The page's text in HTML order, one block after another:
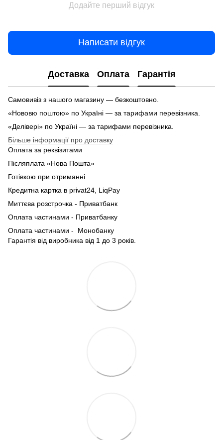
Додайте перший відгук
Написати відгук
Доставка Оплата Гарантія
Самовивіз з нашого магазину — безкоштовно.
«Нововю поштою» по Україні — за тарифами перевізника.
«Делівері» по Україні — за тарифами перевізника.
Більше інформації про доставку
Оплата за реквізитами
Післяплата «Нова Пошта»
Готівкою при отриманні
Кредитна картка в privat24, LiqPay
Миттєва розстрочка - Приватбанк
Оплата частинами - Приватбанку
Оплата частинами - Монобанку
Гарантія від виробника від 1 до 3 років.